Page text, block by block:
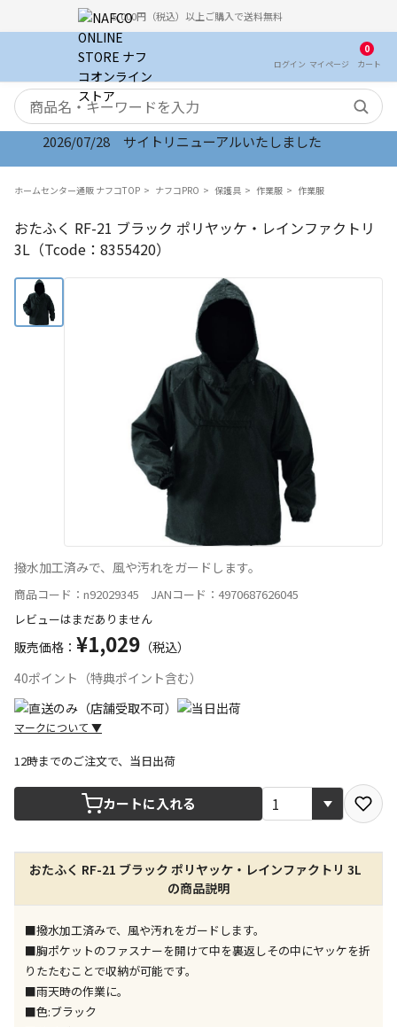
5,000円（税込）以上ご購入で送料無料
ログイン マイ ページ
0
カート
検索キーワード
2026/07/28 サイトリニューアルいたしました
ホームセンター通販 ナフコTOP ナフコPRO 保護具 作業服 作業服
おたふく RF-21 ブラック ポリヤッケ・レインファクトリ
3L（Tcode：8355420）
撥水加工済みで、風や汚れをガードします。
商品コード：n92029345 JANコード：4970687626045
レビューはまだありません
販売価格： ¥1,029 （税込）
40ポイント（特典ポイント含む）
マークについて ▼
宅配や店舗受取を選択できる商品です
店舗のみで受取できる商品です（宅配便でのお届けが
できません）
※同時購入の商品は、全て同じ店舗での受取となりま
す
特定の店舗のみで受取ができる商品です（宅配便での
お届けができません）
※同時購入の商品は、全て同じ店舗での受取となりま
す
12時までのご注文で、当日出荷
カートに入れる
おたふく RF-21 ブラック ポリヤッケ・レインファクトリ 3L
の商品説明
■撥水加工済みで、風や汚れをガードします。
■胸ポケットのファスナーを開けて中を裏返しその中にヤッケを折
りたたむことで収納が可能です。
■雨天時の作業に。
■色:ブラック